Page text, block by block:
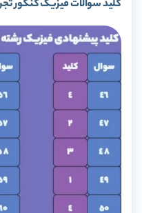
کلید سوالات فیزیک کنکور تجربی 1402